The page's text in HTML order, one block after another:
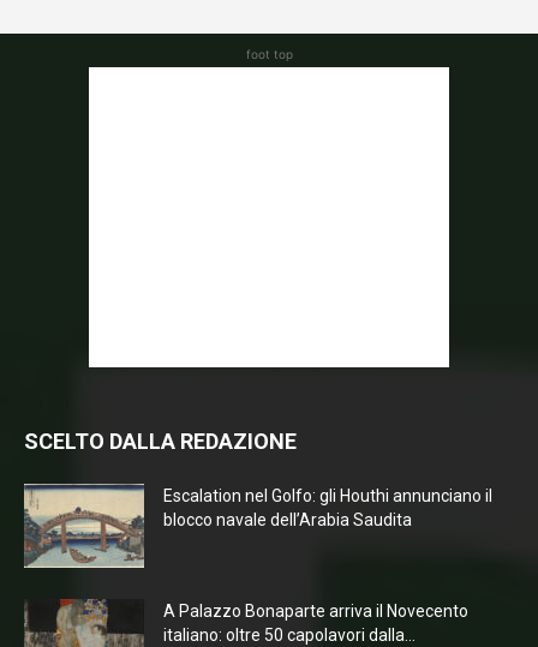
foot top
SCELTO DALLA REDAZIONE
Escalation nel Golfo: gli Houthi annunciano il
blocco navale dell’Arabia Saudita
A Palazzo Bonaparte arriva il Novecento
italiano: oltre 50 capolavori dalla...